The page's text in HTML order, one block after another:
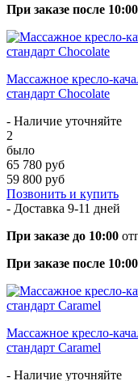
При заказе после 10:00
Массажное кресло-
стандарт Chocolate
- Наличие уточняйте
2
было
65 780 руб
59 800 руб
Позвонить и купить
- Доставка 9-11 дней
При заказе до 10:00
При заказе после 10:00
Массажное кресло-
стандарт Caramel
- Наличие уточняйте